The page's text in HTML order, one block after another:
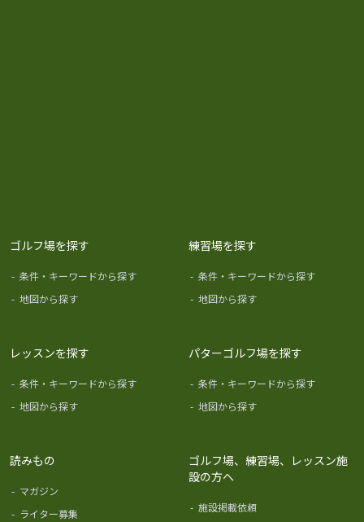
ゴルフ場を探す
- 条件・キーワードから探す
- 地図から探す
練習場を探す
- 条件・キーワードから探す
- 地図から探す
レッスンを探す
- 条件・キーワードから探す
- 地図から探す
パターゴルフ場を探す
- 条件・キーワードから探す
- 地図から探す
読みもの
- マガジン
- ライター募集
ゴルフ場、練習場、レッスン施
設の方へ
- 施設掲載依頼